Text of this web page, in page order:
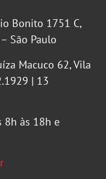
Bonito 1751 C,
São Paulo
Macuco 62, Vila
| 13
8h às 18h e